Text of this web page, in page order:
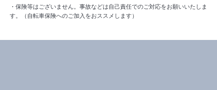
・保険等はございません。事故などは自己責任でのご対応をお願いいたしま
す。（自転車保険へのご加入をおススメします）